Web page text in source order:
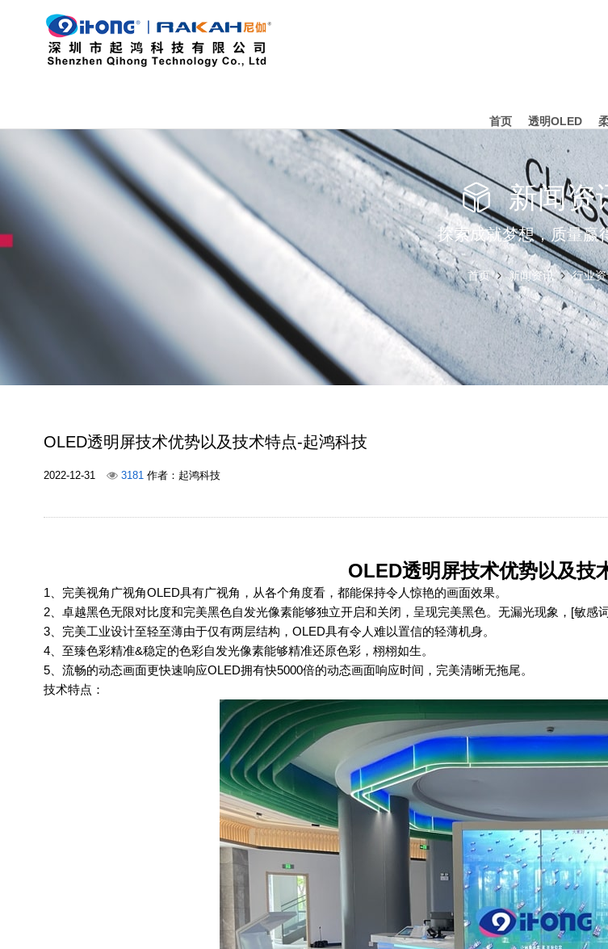
首页 透明OLED
新闻资
探索成就梦想，质量赢
首页 新闻资讯 行业
OLED透明屏技术优势以及技术特点-起鸿科技
2022-12-31 3181作者：起鸿科技
OLED透明屏技术优势以及技
1、完美视角广视角OLED具有广视角，从各个角度看，都能保持令人惊艳的画面效果。
2、卓越黑色无限对比度和完美黑色自发光像素能够独立开启和关闭，呈现完美黑色。无漏光现象，[敏感
3、完美工业设计至轻至薄由于仅有两层结构，OLED具有令人难以置信的轻薄机身。
4、至臻色彩精准&稳定的色彩自发光像素能够精准还原色彩，栩栩如生。
5、流畅的动态画面更快速响应OLED拥有快5000倍的动态画面响应时间，完美清晰无拖尾。
技术特点：